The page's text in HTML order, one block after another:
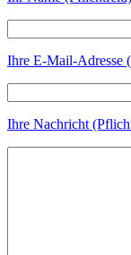
Ihre E-Mail-Adresse
Ihre Nachricht